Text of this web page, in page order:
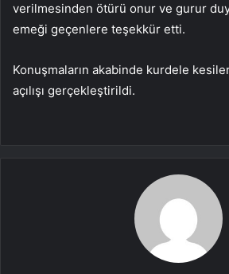
verilmesinden ötürü onur ve gurur
emeği geçenlere teşekkür etti.
Konuşmaların akabinde kurdele
açılışı gerçekleştirildi.